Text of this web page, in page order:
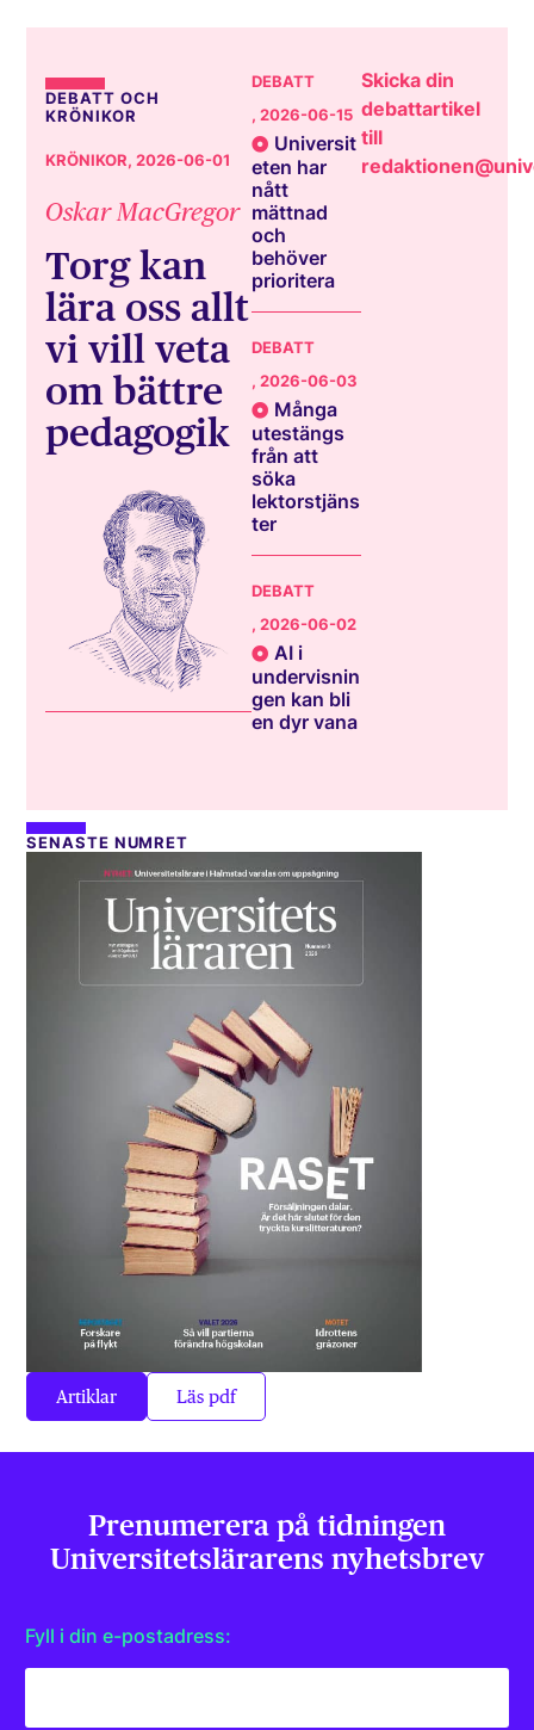
DEBATT OCH
KRÖNIKOR
KRÖNIKOR, 2026-06-01
Oskar MacGregor
Torg kan
lära oss allt
vi vill veta
om bättre
pedagogik
DEBATT
, 2026-06-15
Universit
eten har
nått
mättnad
och
behöver
prioritera
DEBATT
, 2026-06-03
Många
utestängs
från att
söka
lektorstjäns
ter
DEBATT
, 2026-06-02
AI i
undervisnin
gen kan bli
en dyr vana
Skicka din
debattartikel
till
SENASTE NUMRET
Artiklar Läs pdf
Prenumerera på tidningen
Universitets­lärarens nyhetsbrev
Fyll i din e-postadress: